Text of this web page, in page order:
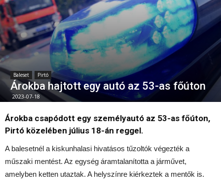
Baleset Pirtó
Árokba hajtott egy autó az 53-as főúton
2023-07-18
Árokba csapódott egy személyautó az 53-as főúton,
Pirtó közelében július 18-án reggel.
A balesetnél a kiskunhalasi hivatásos tűzoltók végezték a
műszaki mentést. Az egység áramtalanította a járművet,
amelyben ketten utaztak. A helyszínre kiérkeztek a mentők is.